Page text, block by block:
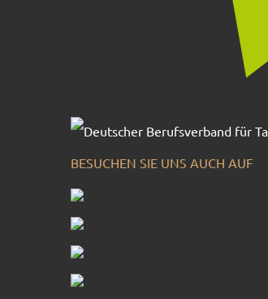
BESUCHEN SIE UNS AUCH AUF